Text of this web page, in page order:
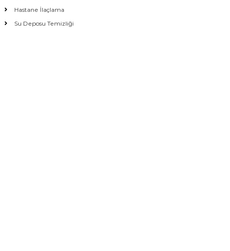
Hastane İlaçlama
Su Deposu Temizliği